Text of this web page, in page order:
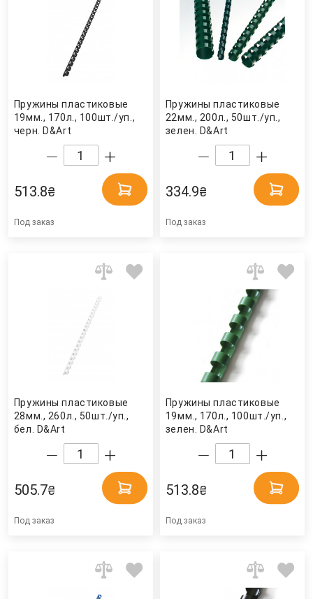
Пружины пластиковые
19мм., 170л., 100шт./уп.,
черн. D&Art
513.8₴
Под заказ
Пружины пластиковые
22мм., 200л., 50шт./уп.,
зелен. D&Art
334.9₴
Под заказ
Пружины пластиковые
28мм., 260л., 50шт./уп.,
бел. D&Art
505.7₴
Под заказ
Пружины пластиковые
19мм., 170л., 100шт./уп.,
зелен. D&Art
513.8₴
Под заказ